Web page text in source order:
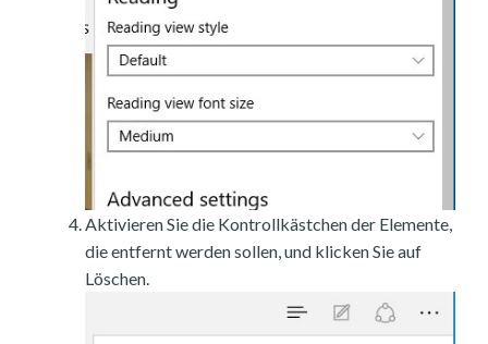
Aktivieren Sie die Kontrollkästchen der Elemente,
die entfernt werden sollen, und klicken Sie auf
Löschen.